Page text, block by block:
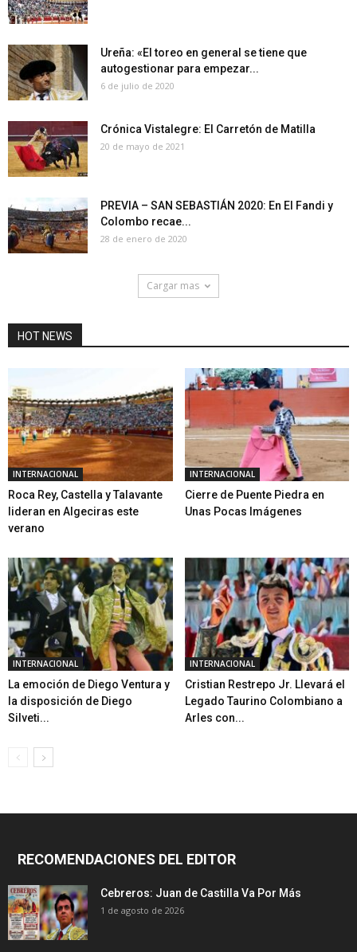
Ureña: «El toreo en general se tiene que
autogestionar para empezar...
6 de julio de 2020
Crónica Vistalegre: El Carretón de Matilla
20 de mayo de 2021
PREVIA – SAN SEBASTIÁN 2020: En El Fandi y
Colombo recae...
28 de enero de 2020
Cargar mas
HOT NEWS
INTERNACIONAL
Roca Rey, Castella y Talavante
lideran en Algeciras este
verano
INTERNACIONAL
Cierre de Puente Piedra en
Unas Pocas Imágenes
INTERNACIONAL
La emoción de Diego Ventura y
la disposición de Diego
Silveti...
INTERNACIONAL
Cristian Restrepo Jr. Llevará el
Legado Taurino Colombiano a
Arles con...
RECOMENDACIONES DEL EDITOR
Cebreros: Juan de Castilla Va Por Más
1 de agosto de 2026